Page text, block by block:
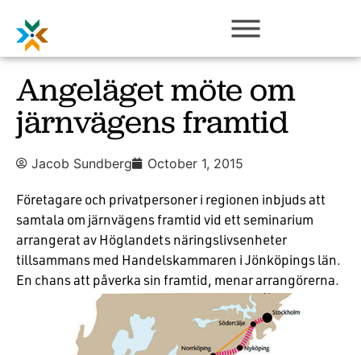
Angeläget möte om
järnvägens framtid
Jacob Sundberg October 1, 2015
Företagare och privatpersoner i regionen inbjuds att
samtala om järnvägens framtid vid ett seminarium
arrangerat av Höglandets näringslivsenheter
tillsammans med Handelskammaren i Jönköpings län.
En chans att påverka sin framtid, menar arrangörerna.